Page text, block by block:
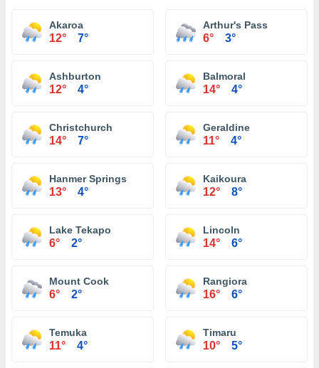
Akaroa
12° 7°
Arthur's Pass
6° 3°
Ashburton
12° 4°
Balmoral
14° 4°
Christchurch
14° 7°
Geraldine
11° 4°
Hanmer Springs
13° 4°
Kaikoura
12° 8°
Lake Tekapo
6° 2°
Lincoln
14° 6°
Mount Cook
6° 2°
Rangiora
16° 6°
Temuka
11° 4°
Timaru
10° 5°